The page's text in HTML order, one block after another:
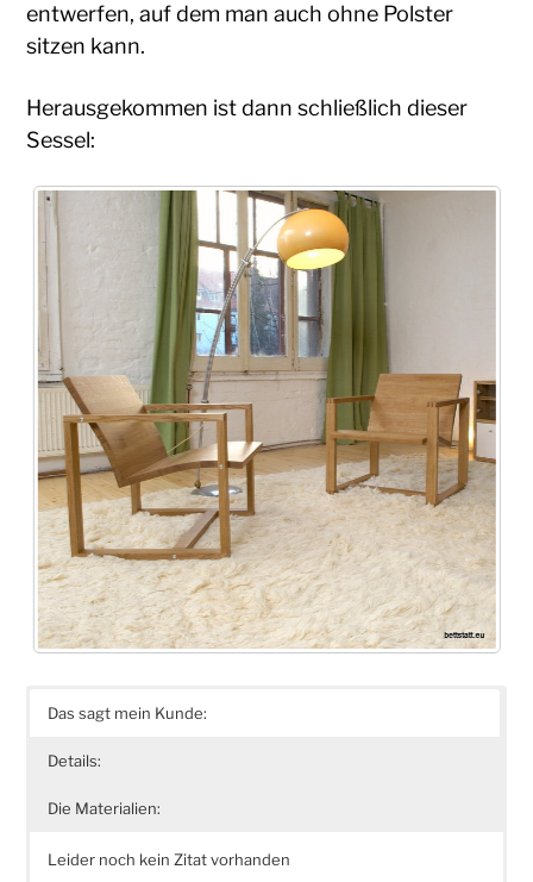
entwerfen, auf dem man auch ohne Polster
sitzen kann.
Herausgekommen ist dann schließlich dieser
Sessel:
Das sagt mein Kunde:
Details:
Die Materialien:
Leider noch kein Zitat vorhanden